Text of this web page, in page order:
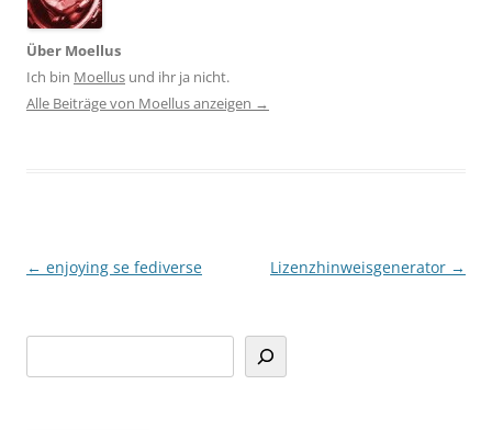
Über Moellus
Ich bin Moellus und ihr ja nicht.
Alle Beiträge von Moellus anzeigen →
Beitragsnavigation
← enjoying se fediverse Lizenzhinweisgenerator →